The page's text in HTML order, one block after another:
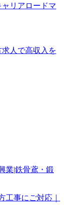
リアロードマ
人で高収入を
工事にご対応｜